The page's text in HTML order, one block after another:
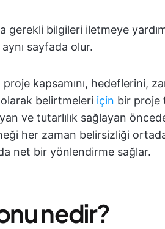
gerekli bilgileri iletmeye
sayfada olur.
proje kapsamını, hedeflerini,
olarak belirtmeleri için bir proje
ve tutarlılık sağlayan
her zaman belirsizliği
net bir yönlendirme sağlar.
nedir?